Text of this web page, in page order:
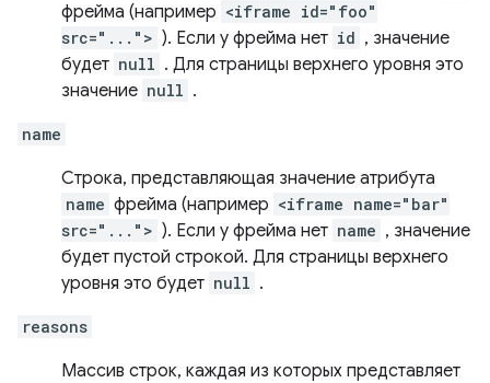
фрейма (например <iframe id="foo"
src="..."> ). Если у фрейма нет id , значение
будет null . Для страницы верхнего уровня это
значение null .
name
Строка, представляющая значение атрибута
name фрейма (например <iframe name="bar"
src="..."> ). Если у фрейма нет name , значение
будет пустой строкой. Для страницы верхнего
уровня это будет null .
reasons
Массив строк, каждая из которых представляет